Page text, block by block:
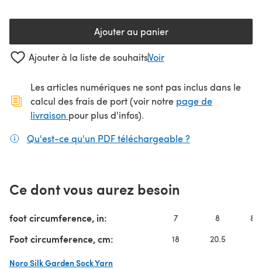
Ajouter au panier
Ajouter à la liste de souhaitsVoir
Les articles numériques ne sont pas inclus dans le
calcul des frais de port (voir notre page de
livraison (s'ouvre dans un nouvel onglet)
pour plus d'infos).
Qu'est-ce qu'un PDF téléchargeable ?
Ce dont vous aurez besoin
foot circumference, in: 7 8 8
Foot circumference, cm: 18 20.5
Noro Silk Garden Sock Yarn